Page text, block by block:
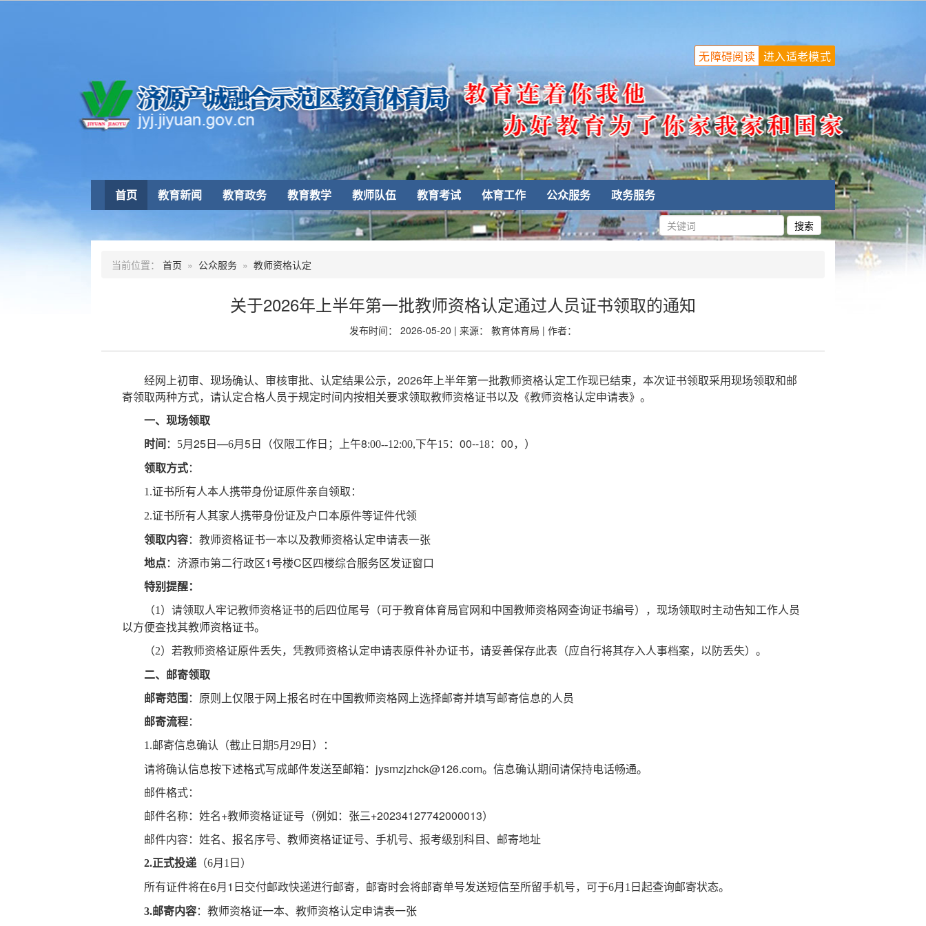
首页 教育新闻 教育政务 教育教学 教师队伍 教育考试 体育工作 公众服务 政务服务
进入适老模式
无障碍阅读
当前位置： 首页 » 公众服务 » 教师资格认定
关于2026年上半年第一批教师资格认定通过人员证书领取的通知
发布时间： 2026-05-20 | 来源： 教育体育局 | 作者：
经网上初审、现场确认、审核审批、认定结果公示，2026年上半年第一批教师资格认定工作现已结束，本次证书领取采用现场领取和邮
寄领取两种方式，请认定合格人员于规定时间内按相关要求领取教师资格证书以及《教师资格认定申请表》。
一、现场领取
时间： 5月25日—6月5日（仅限工作日；上午8:00--12:00,下午15：00--18：00，）
领取方式：
1.证书所有人本人携带身份证原件亲自领取：
2.证书所有人其家人携带身份证及户口本原件等证件代领
领取内容：教师资格证书一本以及教师资格认定申请表一张
地点：济源市第二行政区1号楼C区四楼综合服务区发证窗口
特别提醒：
（1 ）请领取人牢记教师资格证书的后四位尾号（可于教育体育局官网和中国教师资格网查询证书编号），现场领取时主动告知工作人员
以方便查找其教师资格证书。
（2）若教师资格证原件丢失，凭教师资格认定申请表原件补办证书，请妥善保存此表（应自行将其存入人事档案，以防丢失）。
二、邮寄领取
邮寄范围：原则上仅限于网上报名时在中国教师资格网上选择邮寄并填写邮寄信息的人员
邮寄流程：
1.邮寄信息确认（截止日期5月29日）：
请将确认信息按下述格式写成邮件发送至邮箱：jysmzjzhck@126.com。信息确认期间请保持电话畅通。
邮件格式：
邮件名称：姓名+教师资格证证号（例如：张三+20234127742000013）
邮件内容：姓名、报名序号、教师资格证证号、手机号、报考级别科目、邮寄地址
2.正式投递（6月1 日）
所有证件将在6月1日交付邮政快递进行邮寄，邮寄时会将邮寄单号发送短信至所留手机号，可于6月1日起查询邮寄状态。
3.邮寄内容：教师资格证一本、教师资格认定申请表一张